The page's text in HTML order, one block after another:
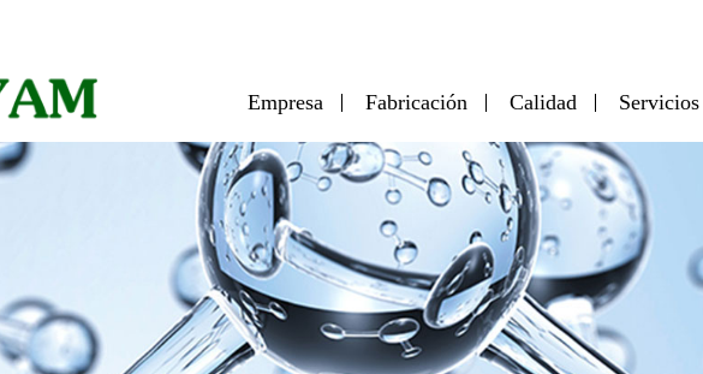
Empresa Fabricación Calidad Servicios